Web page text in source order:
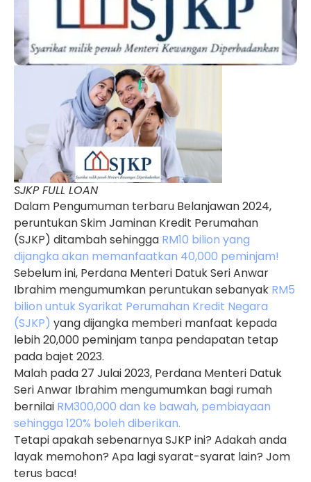
SJKP FULL LOAN
Dalam Pengumuman terbaru Belanjawan 2024,
peruntukan Skim Jaminan Kredit Perumahan
(SJKP) ditambah sehingga RM10 bilion yang
dijangka akan memanfaatkan 40,000 peminjam!
Sebelum ini, Perdana Menteri Datuk Seri Anwar
Ibrahim mengumumkan peruntukan sebanyak RM5
bilion untuk Syarikat Perumahan Kredit Negara
(SJKP) yang dijangka memberi manfaat kepada
lebih 20,000 peminjam tanpa pendapatan tetap
pada bajet 2023.
Malah pada 27 Julai 2023, Perdana Menteri Datuk
Seri Anwar Ibrahim mengumumkan bagi rumah
bernilai RM300,000 dan ke bawah, pembiayaan
sehingga 120% boleh diberikan.
Tetapi apakah sebenarnya SJKP ini? Adakah anda
layak memohon? Apa lagi syarat-syarat lain? Jom
terus baca!